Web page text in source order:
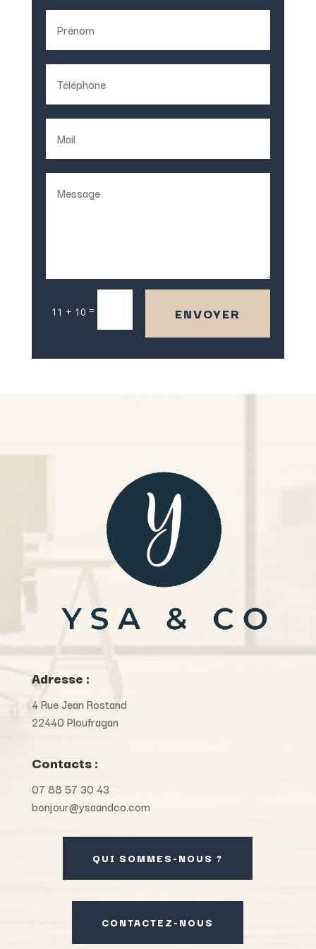
11 + 10 = ENVOYER
Adresse :
4 Rue Jean Rostand
22440 Ploufragan
Contacts :
07 88 57 30 43
bonjour@ysaandco.com
QUI SOMMES-NOUS ?
CONTACTEZ-NOUS